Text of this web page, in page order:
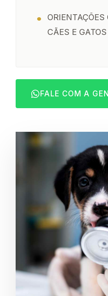
ORIENTAÇÕES
CÃES E GATOS
FALE COM A